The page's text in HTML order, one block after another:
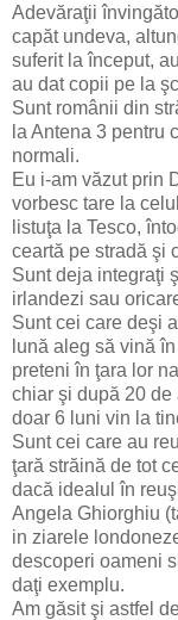
Adevăraţii
capăt undeva,
suferit la început,
au dat copii pe la
Sunt românii din
la Antena 3 pentru
normali.
Eu i-am văzut prin
vorbesc tare la
listuţa la Tesco,
ceartă pe stradă şi
Sunt deja integraţi
irlandezi sau
Sunt cei care deşi
lună aleg să vină
preteni în ţara lor
chiar şi după 20 de
doar 6 luni vin la
Sunt cei care au
ţară străină de tot
dacă idealul în
Angela Ghiorghiu
in ziarele
descoperi oameni
daţi exemplu.
Am găsit şi astfel